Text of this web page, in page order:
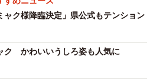
ャク様降臨決定」県公式もテンション
ク かわいいうしろ姿も人気に